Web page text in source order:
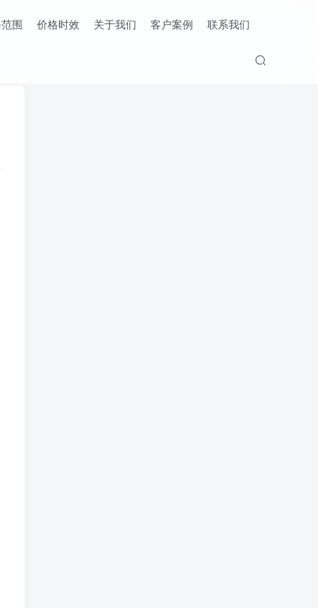
围 价格时效 关于我们 客户案例 联系我们